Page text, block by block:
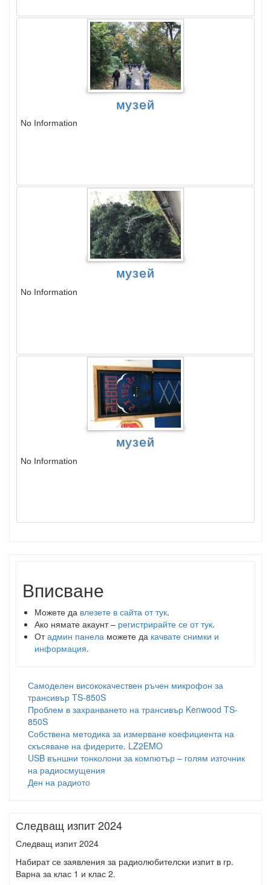
музей
No Information
музей
No Information
музей
No Information
Вписване
Можете да влезете в сайта от тук.
Ако нямате акаунт – регистрирайте се от тук.
Отадмин панела можете да качвате снимки и
информация.
Самоделен висококачествен ръчен микрофон за
трансивър TS-850S
Проблем в захранването на трансивър Kenwood TS-
850S
Собствена методика за измерване коефициента на
скъсяване на фидерите. LZ2EMO
USB външни тонколони за компютър – голям източник
на радиосмущения
Ден на радиото
Следващ изпит 2024
Следващ изпит 2024
Набират се заявления за радиолюбителски изпит в гр.
Варна за клас 1 и клас 2.